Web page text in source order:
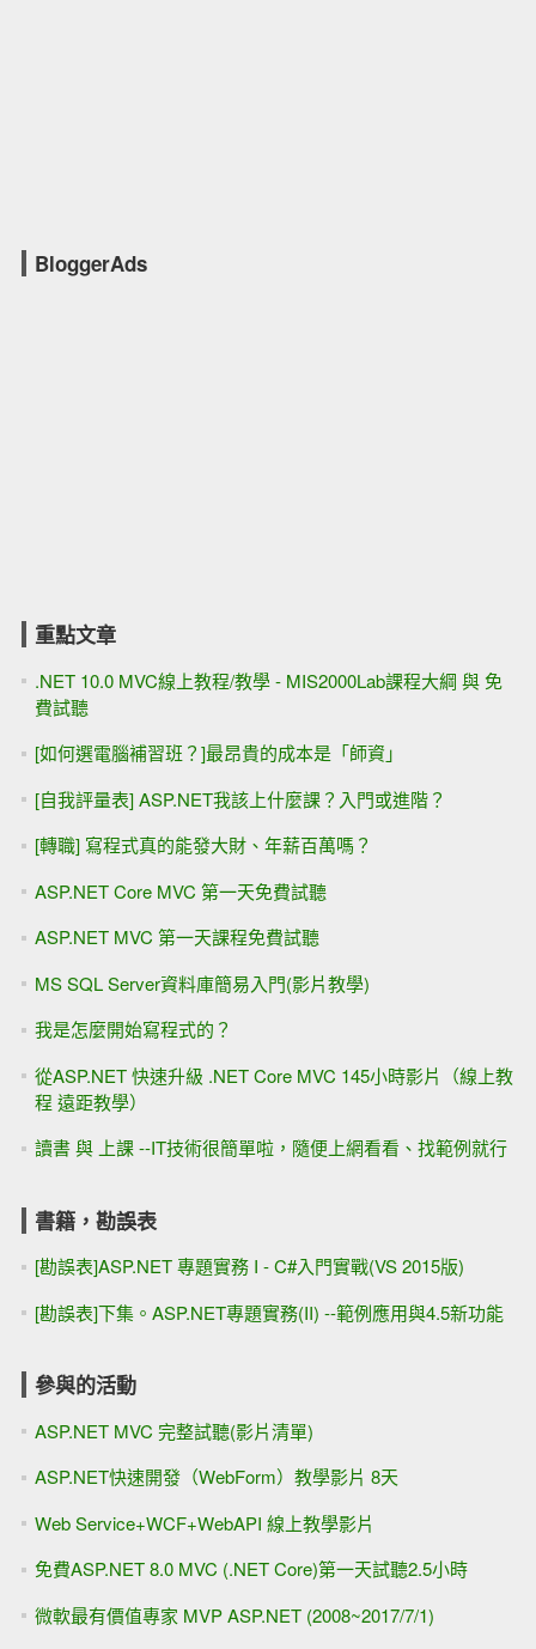
BloggerAds
重點文章
.NET 10.0 MVC線上教程/教學 - MIS2000Lab課程大綱 與 免
費試聽
[如何選電腦補習班？]最昂貴的成本是「師資」
[自我評量表] ASP.NET我該上什麼課？入門或進階？
[轉職] 寫程式真的能發大財、年薪百萬嗎？
ASP.NET Core MVC 第一天免費試聽
ASP.NET MVC 第一天課程免費試聽
MS SQL Server資料庫簡易入門(影片教學)
我是怎麼開始寫程式的？
從ASP.NET 快速升級 .NET Core MVC 145小時影片（線上教
程 遠距教學）
讀書 與 上課 --IT技術很簡單啦，隨便上網看看、找範例就行
書籍，勘誤表
[勘誤表]ASP.NET 專題實務 I - C#入門實戰(VS 2015版)
[勘誤表]下集。ASP.NET專題實務(II) --範例應用與4.5新功能
參與的活動
ASP.NET MVC 完整試聽(影片清單)
ASP.NET快速開發（WebForm）教學影片 8天
Web Service+WCF+WebAPI 線上教學影片
免費ASP.NET 8.0 MVC (.NET Core)第一天試聽2.5小時
微軟最有價值專家 MVP ASP.NET (2008~2017/7/1)